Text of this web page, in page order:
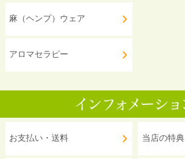
麻（ヘンプ）ウェア
アロマセラピー
お支払い・送料 当店の特典